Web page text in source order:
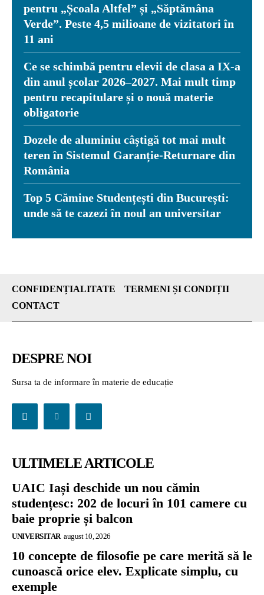
pentru „Școala Altfel” și „Săptămâna
Verde”. Peste 4,5 milioane de vizitatori în
11 ani
Ce se schimbă pentru elevii de clasa a IX-a
din anul școlar 2026–2027. Mai mult timp
pentru recapitulare și o nouă materie
obligatorie
Dozele de aluminiu câștigă tot mai mult
teren în Sistemul Garanție-Returnare din
România
Top 5 Cămine Studențești din București:
unde să te cazezi în noul an universitar
CONFIDENȚIALITATE
TERMENI ȘI CONDIȚII
CONTACT
DESPRE NOI
Sursa ta de informare în materie de educație
ULTIMELE ARTICOLE
UAIC Iași deschide un nou cămin
studențesc: 202 de locuri în 101 camere cu
baie proprie și balcon
UNIVERSITAR august 10, 2026
10 concepte de filosofie pe care merită să le
cunoască orice elev. Explicate simplu, cu
exemple